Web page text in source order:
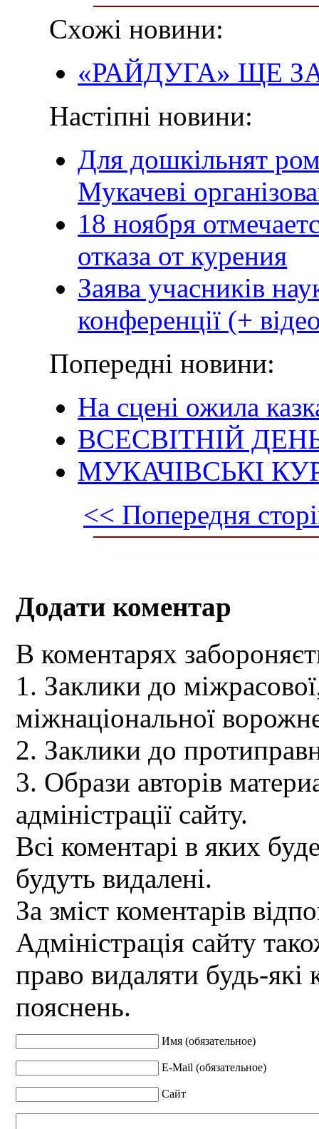
Схожі новини:
«РАЙДУГА» ЩЕ
Настіпні новини:
Для дошкільнят
Мукачеві
18 ноября
отказа от курения
Заява учасників
конференції (+
Попередні новини:
На сцені ожила
ВСЕСВІТНІЙ
МУКАЧІВСЬКІ
<< Попередня
Додати коментар
В коментарях
1. Заклики до
міжнаціональної
2. Заклики до
3. Образи авторів
адміністрації сайту.
Всі коментарі в яких
будуть видалені.
За зміст коментарів
Адміністрація сайту
право видаляти будь-які
пояснень.
Имя (обязательное)
E-Mail (обязательное)
Сайт